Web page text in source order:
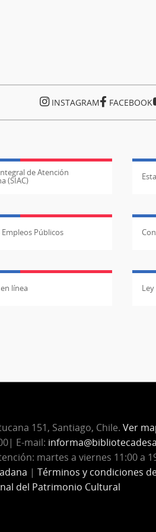
INSTAGRAM FACEBOOK
de Atención
(SIAC)
Públicos
línea
151, Santiago, Chile. Ver
E-mail:
martes a viernes 11:00 a
| Términos y condiciones
del Patrimonio Cultural